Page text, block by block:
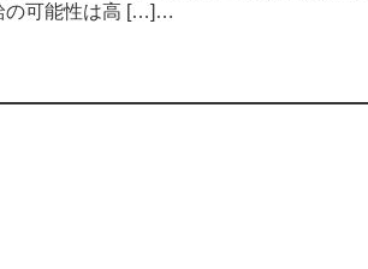
の可能性は高 […]…